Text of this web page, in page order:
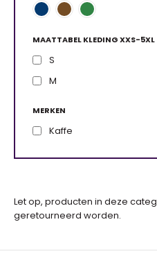
MAATTABEL KLEDING XXS-5XL
S
M
MERKEN
Kaffe
Let op, producten in deze
geretourneerd worden.